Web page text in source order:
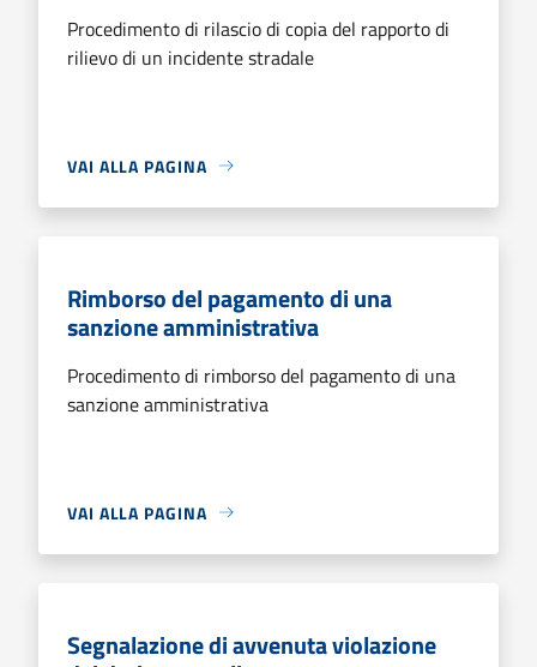
Procedimento di rilascio di copia del rapporto di
rilievo di un incidente stradale
VAI ALLA PAGINA
Rimborso del pagamento di una
sanzione amministrativa
Procedimento di rimborso del pagamento di una
sanzione amministrativa
VAI ALLA PAGINA
Segnalazione di avvenuta violazione